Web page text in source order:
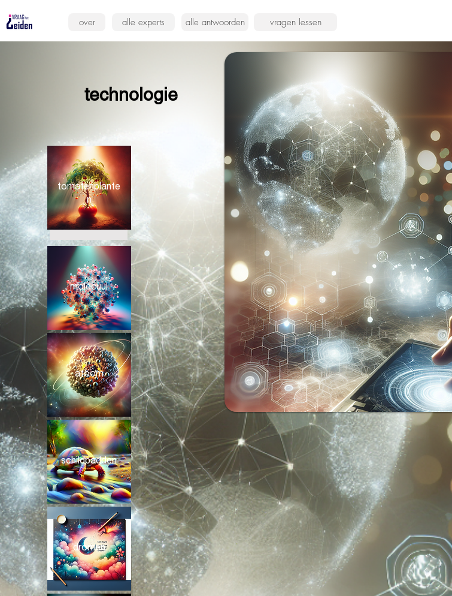
over alle experts alle antwoorden vragen lessen
technologie
tomatenplante
n
molecuul
atoom
schildpadden
dromen